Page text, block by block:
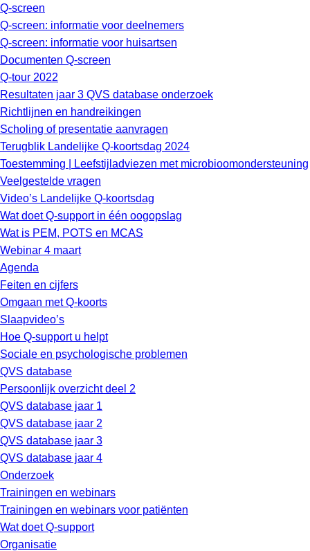
Q-screen
Q-screen: informatie voor deelnemers
Q-screen: informatie voor huisartsen
Documenten Q-screen
Q-tour 2022
Resultaten jaar 3 QVS database onderzoek
Richtlijnen en handreikingen
Scholing of presentatie aanvragen
Terugblik Landelijke Q-koortsdag 2024
Toestemming | Leefstijladviezen met microbioomondersteuning
Veelgestelde vragen
Video’s Landelijke Q-koortsdag
Wat doet Q-support in één oogopslag
Wat is PEM, POTS en MCAS
Webinar 4 maart
Agenda
Feiten en cijfers
Omgaan met Q-koorts
Slaapvideo’s
Hoe Q-support u helpt
Sociale en psychologische problemen
QVS database
Persoonlijk overzicht deel 2
QVS database jaar 1
QVS database jaar 2
QVS database jaar 3
QVS database jaar 4
Onderzoek
Trainingen en webinars
Trainingen en webinars voor patiënten
Wat doet Q-support
Organisatie